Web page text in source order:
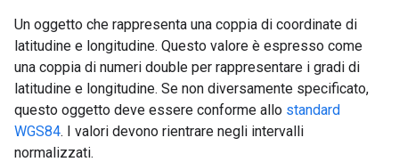
Un oggetto che rappresenta una coppia di coordinate di
latitudine e longitudine. Questo valore è espresso come
una coppia di numeri double per rappresentare i gradi di
latitudine e longitudine. Se non diversamente specificato,
questo oggetto deve essere conforme allo standard
WGS84. I valori devono rientrare negli intervalli
normalizzati.